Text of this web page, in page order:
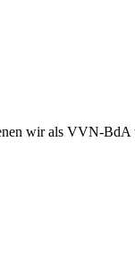
wir als VVN-